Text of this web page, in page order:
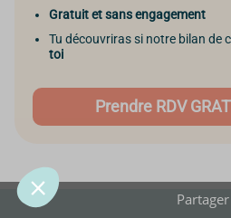
besoins des IDE.
Tu peux tout accepter, tout refuser ou
'Préférences de cookies' situé dans le
Tout refuser Je
Gratuit et sans engagement
Tu découvriras si notre bilan de
toi
Prendre RDV